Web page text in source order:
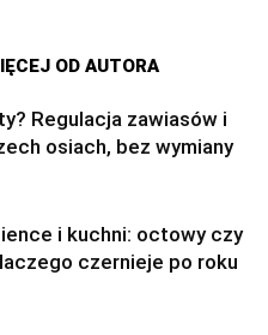
OD AUTORA
Regulacja zawiasów i
osiach, bez wymiany
i kuchni: octowy czy
czernieje po roku